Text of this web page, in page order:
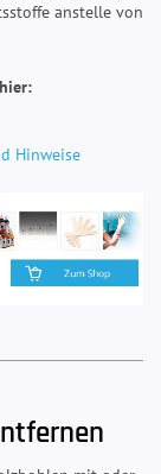
anstelle von
Hinweise